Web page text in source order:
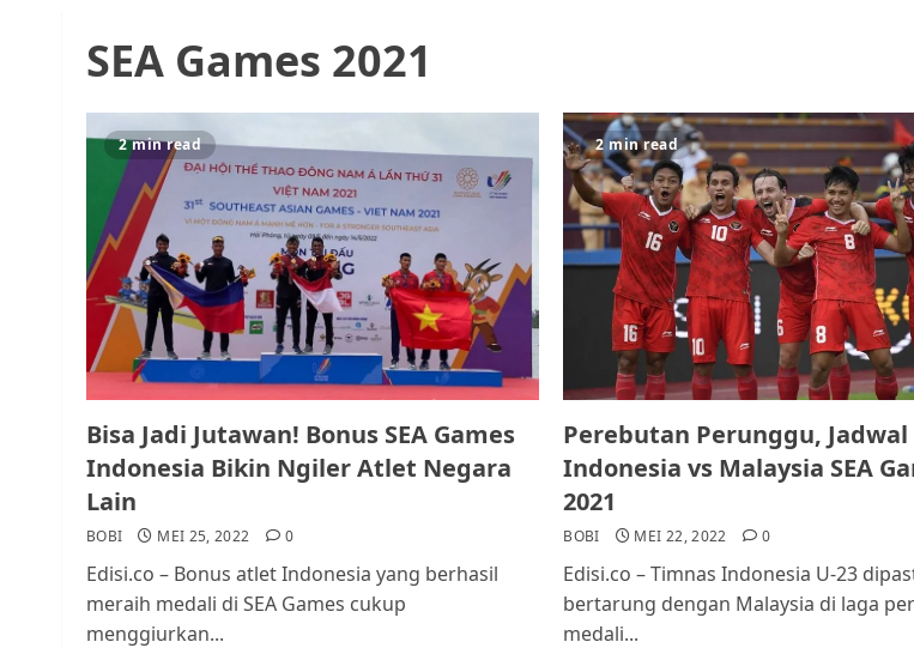
SEA Games 2021
2 min read
Bisa Jadi Jutawan! Bonus SEA Games
Indonesia Bikin Ngiler Atlet Negara
Lain
BOBI MEI 25, 2022 0
Edisi.co – Bonus atlet Indonesia yang berhasil
meraih medali di SEA Games cukup
menggiurkan...
2 min read
Perebutan Perunggu, Jadwal
Indonesia vs Malaysia SEA
2021
BOBI MEI 22, 2022 0
Edisi.co – Timnas Indonesia U-23
bertarung dengan Malaysia di laga
medali...